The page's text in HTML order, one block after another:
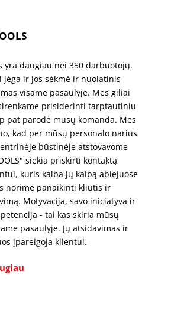
yra daugiau nei 350 darbuotojų.
jėga ir jos sėkmė ir nuolatinis
visame pasaulyje. Mes giliai
prisiderinti tarptautiniu
pat parodė mūsų komanda. Mes
kad per mūsų personalo narius
būstinėje atstovavome
siekia priskirti kontaktą
kuris kalba jų kalbą abiejuose
norime panaikinti kliūtis ir
Motyvacija, savo iniciatyva ir
- tai kas skiria mūsų
pasaulyje. Jų atsidavimas ir
įpareigoja klientui.